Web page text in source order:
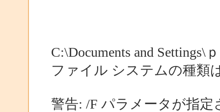
C:\Documents and Settings\
ファイル システムの種類
警告: /F パラメータが指